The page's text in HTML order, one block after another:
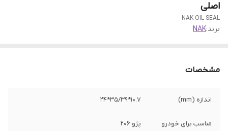
اصلی
NAK OIL SEAL
برند:NAK
مشخصات
اندازه (mm) 10.7*35/39*24
مناسب برای خودرو پژو 206